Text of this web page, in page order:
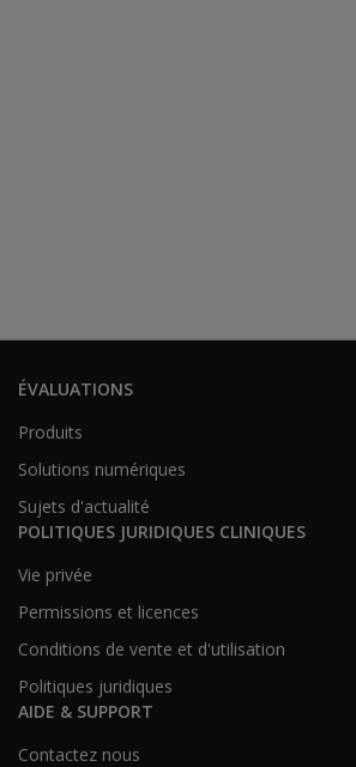
ÉVALUATIONS
Produits
Solutions numériques
Sujets d'actualité
POLITIQUES JURIDIQUES CLINIQUES
Vie privée
Permissions et licences
Conditions de vente et d'utilisation
Politiques juridiques
AIDE & SUPPORT
Contactez nous